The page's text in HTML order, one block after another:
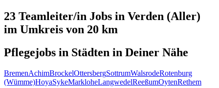
23 Teamleiter/in Jobs in Verden (Aller)
im Umkreis von 20 km
Pflegejobs in Städten in Deiner Nähe
BremenAchimBrockelOttersbergSottrumWalsrodeRotenburg
(Wümme)HoyaSykeMarkloheLangwedelReeßumOytenRethem